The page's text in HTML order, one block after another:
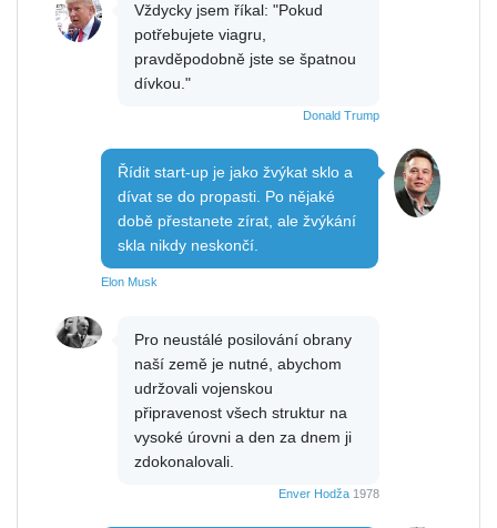
Vždycky jsem říkal: "Pokud
potřebujete viagru,
pravděpodobně jste se špatnou
dívkou."
Donald Trump
Řídit start-up je jako žvýkat sklo a
dívat se do propasti. Po nějaké
době přestanete zírat, ale žvýkání
skla nikdy neskončí.
Elon Musk
Pro neustálé posilování obrany
naší země je nutné, abychom
udržovali vojenskou
připravenost všech struktur na
vysoké úrovni a den za dnem ji
zdokonalovali.
Enver Hodža 1978